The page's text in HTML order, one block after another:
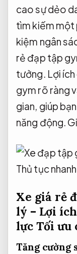
cao sự dẻo
tìm kiếm một
kiệm ngân
rẻ đạp tập
tưởng. Lợi
gym rõ ràng
gian, giúp
năng động.
Thủ tục
Xe giá rẻ
lý – Lợi
lực Tối ưu
Tăng cường